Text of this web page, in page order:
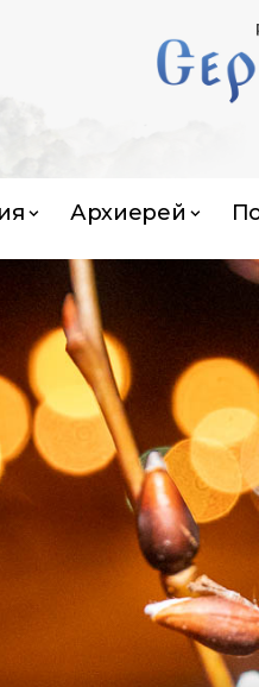
Архиерей